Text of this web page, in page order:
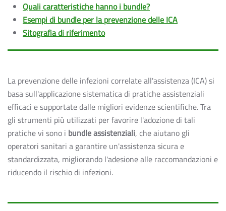
Quali caratteristiche hanno i bundle?
Esempi di bundle per la prevenzione delle ICA
Sitografia di riferimento
La prevenzione delle infezioni correlate all'assistenza (ICA) si
basa sull'applicazione sistematica di pratiche assistenziali
efficaci e supportate dalle migliori evidenze scientifiche. Tra
gli strumenti più utilizzati per favorire l'adozione di tali
pratiche vi sono i bundle assistenziali, che aiutano gli
operatori sanitari a garantire un'assistenza sicura e
standardizzata, migliorando l'adesione alle raccomandazioni e
riducendo il rischio di infezioni.